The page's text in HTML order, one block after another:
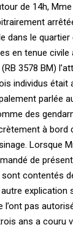
de 14h,
dans le quartier
en tenue civile
3578 BM)
individus était
parlée
des
à bord
Lorsque
de
sont contentés
explication
pas
ans a couru